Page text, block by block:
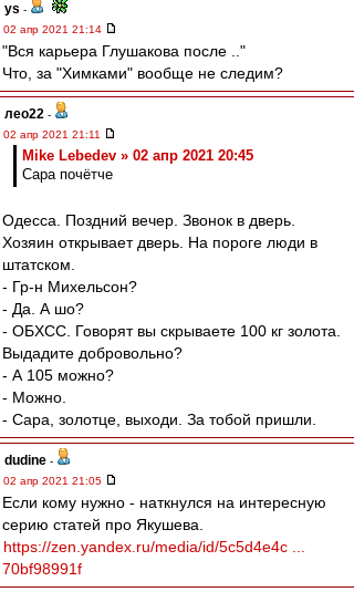
ys -
02 апр 2021 21:14
"Вся карьера Глушакова после .."
Что, за "Химками" вообще не следим?
лео22 -
02 апр 2021 21:11
Mike Lebedev » 02 апр 2021 20:45
Сара почётче
Одесса. Поздний вечер. Звонок в дверь.
Хозяин открывает дверь. На пороге люди в
штатском.
- Гр-н Михельсон?
- Да. А шо?
- ОБХСС. Говорят вы скрываете 100 кг золота.
Выдадите добровольно?
- А 105 можно?
- Можно.
- Сара, золотце, выходи. За тобой пришли.
dudine -
02 апр 2021 21:05
Если кому нужно - наткнулся на интересную
серию статей про Якушева.
https://zen.yandex.ru/media/id/5c5d4e4c ...
70bf98991f